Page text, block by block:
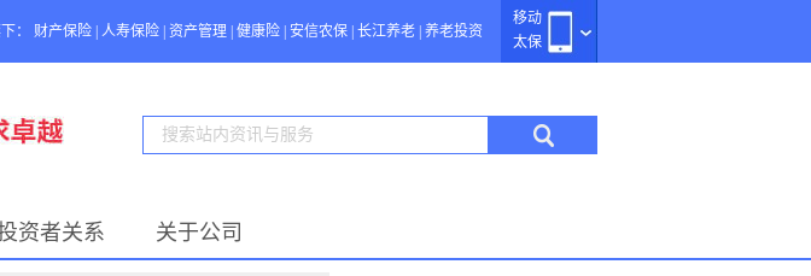
移动
太保
： 财产保险 人寿保险 资产管理 健康险 安信农保 长江养老 养老投资
资者关系 关于公司